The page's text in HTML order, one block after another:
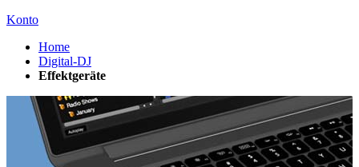
Konto
Home
Digital-DJ
Effektgeräte